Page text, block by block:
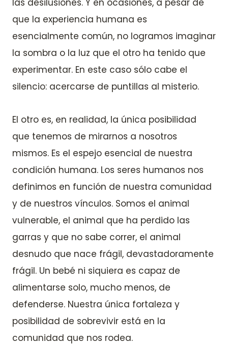
las desilusiones. Y en ocasiones, a pesar de
que la experiencia humana es
esencialmente común, no logramos imaginar
la sombra o la luz que el otro ha tenido que
experimentar. En este caso sólo cabe el
silencio: acercarse de puntillas al misterio.
El otro es, en realidad, la única posibilidad
que tenemos de mirarnos a nosotros
mismos. Es el espejo esencial de nuestra
condición humana. Los seres humanos nos
definimos en función de nuestra comunidad
y de nuestros vínculos. Somos el animal
vulnerable, el animal que ha perdido las
garras y que no sabe correr, el animal
desnudo que nace frágil, devastadoramente
frágil. Un bebé ni siquiera es capaz de
alimentarse solo, mucho menos, de
defenderse. Nuestra única fortaleza y
posibilidad de sobrevivir está en la
comunidad que nos rodea.